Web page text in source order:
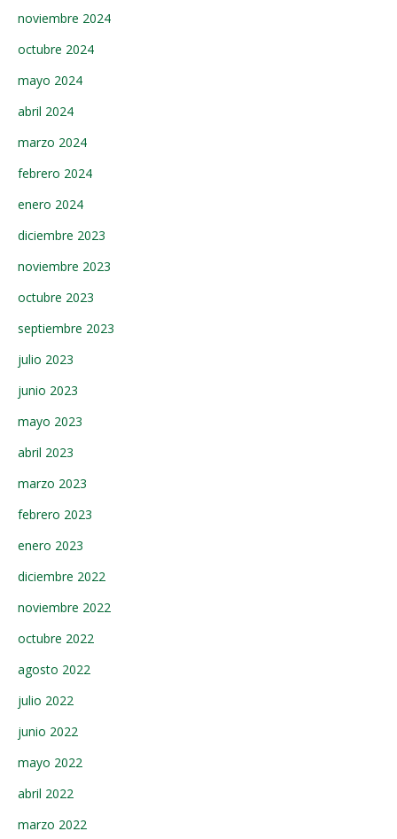
noviembre 2024
octubre 2024
mayo 2024
abril 2024
marzo 2024
febrero 2024
enero 2024
diciembre 2023
noviembre 2023
octubre 2023
septiembre 2023
julio 2023
junio 2023
mayo 2023
abril 2023
marzo 2023
febrero 2023
enero 2023
diciembre 2022
noviembre 2022
octubre 2022
agosto 2022
julio 2022
junio 2022
mayo 2022
abril 2022
marzo 2022